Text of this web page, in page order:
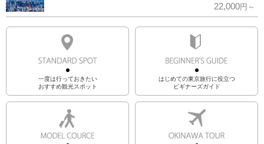
22,000円～
一度は行っておきたい
おすすめ観光スポット
はじめての東京旅行に役立つ
ビギナーズガイド